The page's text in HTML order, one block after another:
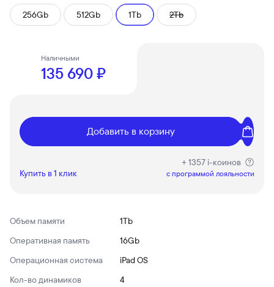
256Gb 512Gb 1Tb 2Tb
Наличными
135 690 ₽
Добавить в корзину
Купить в 1 клик
+ 1357 i-коинов
c программой лояльности
Объем памяти
1Tb
Оперативная память
16Gb
Операционная система
iPad OS
Кол-во динамиков
4